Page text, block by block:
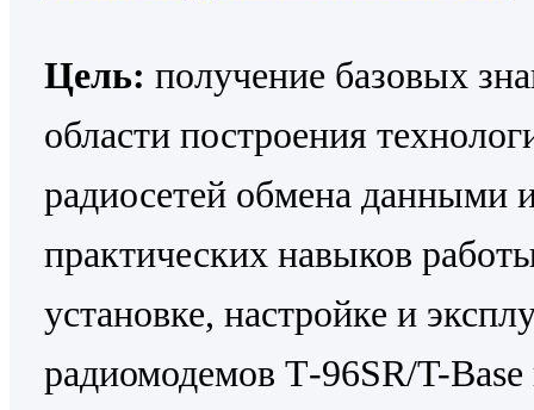
Цель: получение базовых
области построения
радиосетей обмена данными
практических навыков
установке, настройке и
радиомодемов Т-96SR/T-Base